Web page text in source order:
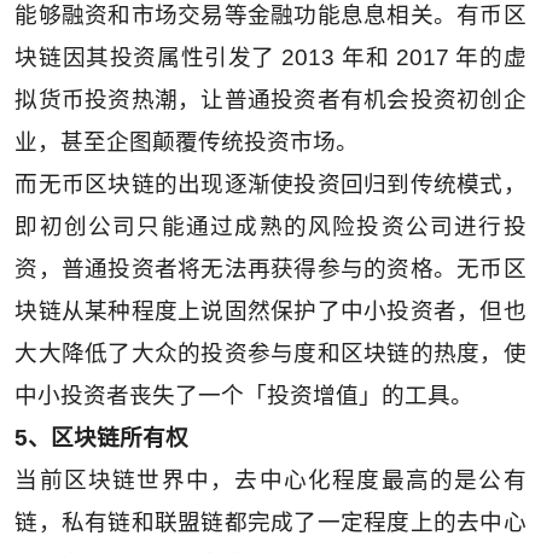
能够融资和市场交易等金融功能息息相关。有币区
块链因其投资属性引发了 2013 年和 2017 年的虚
拟货币投资热潮，让普通投资者有机会投资初创企
业，甚至企图颠覆传统投资市场。
而无币区块链的出现逐渐使投资回归到传统模式，
即初创公司只能通过成熟的风险投资公司进行投
资，普通投资者将无法再获得参与的资格。无币区
块链从某种程度上说固然保护了中小投资者，但也
大大降低了大众的投资参与度和区块链的热度，使
中小投资者丧失了一个「投资增值」的工具。
5、区块链所有权
当前区块链世界中，去中心化程度最高的是公有
链，私有链和联盟链都完成了一定程度上的去中心